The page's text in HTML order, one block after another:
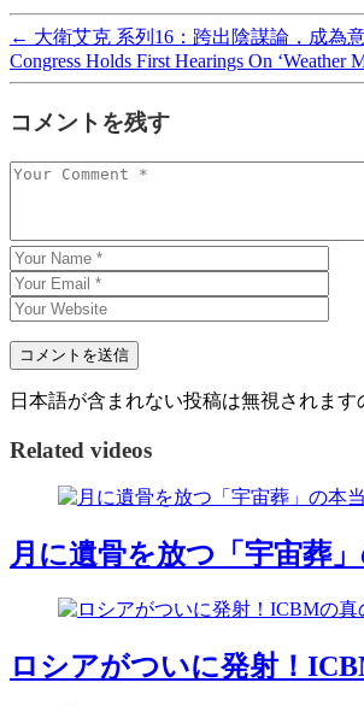
← 大衛艾克 系列16：跨出陰謀論，成為
Congress Holds First Hearings On ‘Weather
コメントを残す
日本語が含まれない投稿は無視されま
Related videos
月に遺骨を放つ「宇宙葬
ロシアがついに発射！